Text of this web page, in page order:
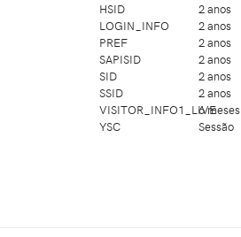
HSID
LOGIN_INFO
PREF
SAPISID
SID
SSID
VISITOR_INFO1_LIVE
YSC
2 anos
2 anos
2 anos
2 anos
2 anos
2 anos
6 meses
Sessão